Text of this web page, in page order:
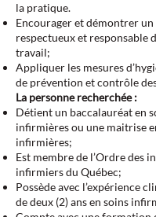
la pratique.
Encourager et démontrer
respectueux et responsable
travail;
Appliquer les mesures
de prévention et contrôle
La personne recherchée :
Détient un baccalauréat en
infirmières ou une maitrise
infirmières;
Est membre de l’Ordre des
infirmiers du Québec;
Possède avec l’expérience
de deux (2) ans en soins